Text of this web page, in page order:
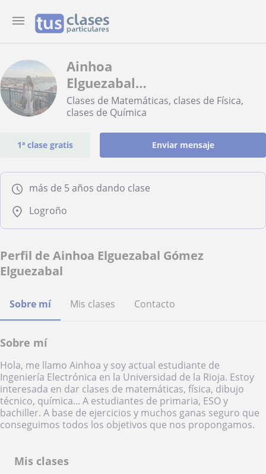
Ainhoa
Elguezabal
Gómez
Elguezabal
Clases de Matemáticas, clases de Física,
clases de Química
1ª clase gratis Enviar mensaje
más de 5 años dando clase
Logroño
Perfil de Ainhoa Elguezabal Gómez
Elguezabal
Sobre mí Mis clases Contacto
Sobre mí
Hola, me llamo Ainhoa y soy actual estudiante de
Ingeniería Electrónica en la Universidad de la Rioja. Estoy
interesada en dar clases de matemáticas, física, dibujo
técnico, química... A estudiantes de primaria, ESO y
bachiller. A base de ejercicios y muchos ganas seguro que
conseguimos todos los objetivos que nos propongamos.
Mis clases